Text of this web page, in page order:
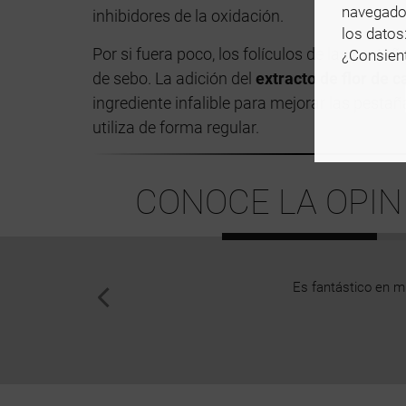
inhibidores de la oxidación.
Por si fuera poco, los folículos de las
de sebo. La adición del extracto de flor de
ingrediente infalible para mejorar las
utiliza de forma regular.
CONOCE LA
Es fantástico en
los datos: